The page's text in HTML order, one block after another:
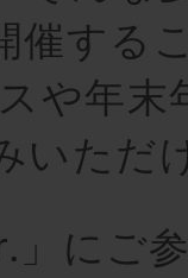
催する
や年末
いただ
」にご